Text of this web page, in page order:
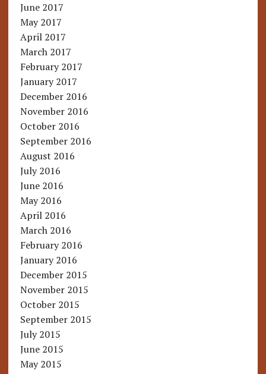
June 2017
May 2017
April 2017
March 2017
February 2017
January 2017
December 2016
November 2016
October 2016
September 2016
August 2016
July 2016
June 2016
May 2016
April 2016
March 2016
February 2016
January 2016
December 2015
November 2015
October 2015
September 2015
July 2015
June 2015
May 2015